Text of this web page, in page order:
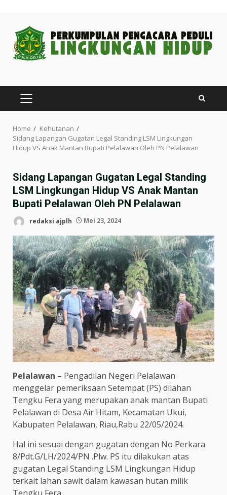
content
PRIMARY
MENU
Home
Kehutanan
Sidang Lapangan Gugatan Legal Standing LSM Lingkungan
Hidup VS Anak Mantan Bupati Pelalawan Oleh PN Pelalawan
Sidang Lapangan Gugatan Legal Standing
LSM Lingkungan Hidup VS Anak Mantan
Bupati Pelalawan Oleh PN Pelalawan
redaksi ajplh Mei 23, 2024
Pelalawan – Pengadilan Negeri Pelalawan
menggelar pemeriksaan Setempat (PS) dilahan
Tengku Fera yang merupakan anak mantan Bupati
Pelalawan di Desa Air Hitam, Kecamatan Ukui,
Kabupaten Pelalawan, Riau,Rabu 22/05/2024.
Hal ini sesuai dengan gugatan dengan No Perkara
8/Pdt.G/LH/2024/PN .Plw. PS itu dilakukan atas
gugatan Legal Standing LSM Lingkungan Hidup
terkait lahan sawit dalam kawasan hutan milik